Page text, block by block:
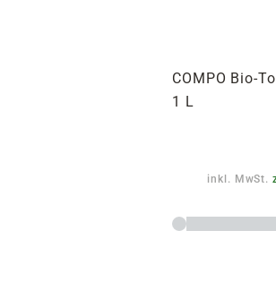
COMPO Bio-
1 L
inkl. MwSt.